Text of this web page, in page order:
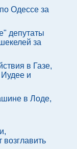
Одессе за
депутаты
за
в Газе,
и
в Лоде,